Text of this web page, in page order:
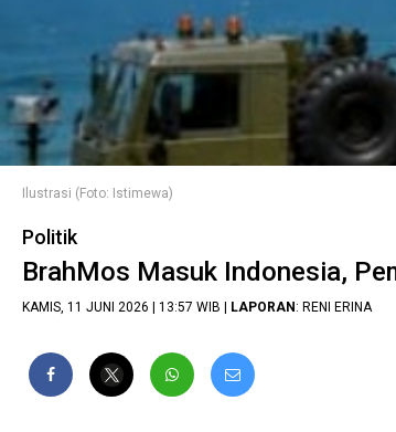
Ilustrasi (Foto: Istimewa)
Politik
BrahMos Masuk Indonesia,
KAMIS, 11 JUNI 2026 | 13:57 WIB | LAPORAN: RENI ERINA